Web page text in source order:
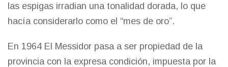
las espigas irradian una tonalidad dorada, lo que
hacía considerarlo como el “mes de oro”.
En 1964 El Messidor pasa a ser propiedad de la
provincia con la expresa condición, impuesta por la